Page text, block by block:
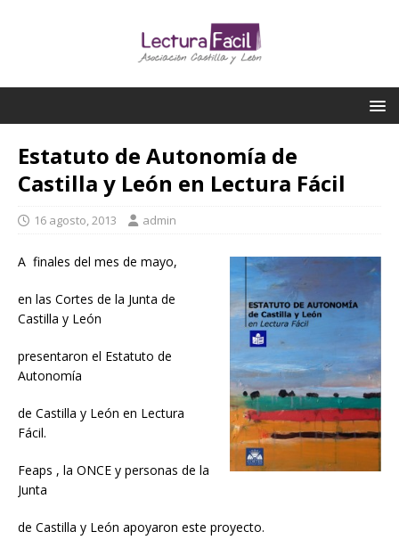
Estatuto de Autonomía de
Castilla y León en Lectura Fácil
16 agosto, 2013 admin
A finales del mes de mayo,
en las Cortes de la Junta de
Castilla y León
presentaron el Estatuto de
Autonomía
de Castilla y León en Lectura
Fácil.
Feaps , la ONCE y personas de la
Junta
de Castilla y León apoyaron este proyecto.